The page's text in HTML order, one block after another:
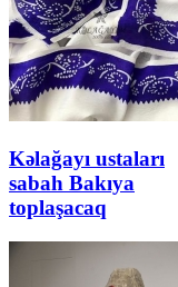
Kəlağayı ustaları
sabah Bakıya
toplaşacaq